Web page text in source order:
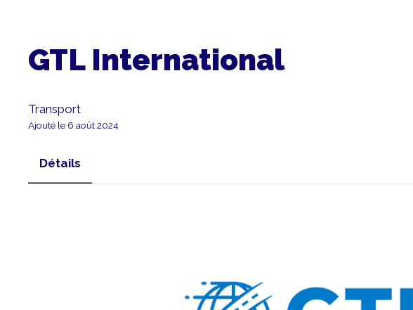
GTL International
Transport
Ajouté le 6 août 2024
Détails